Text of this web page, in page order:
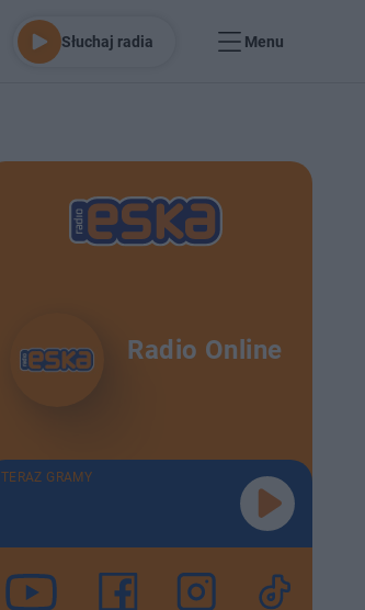
Słuchaj radia Menu
Radio Online
TERAZ GRAMY